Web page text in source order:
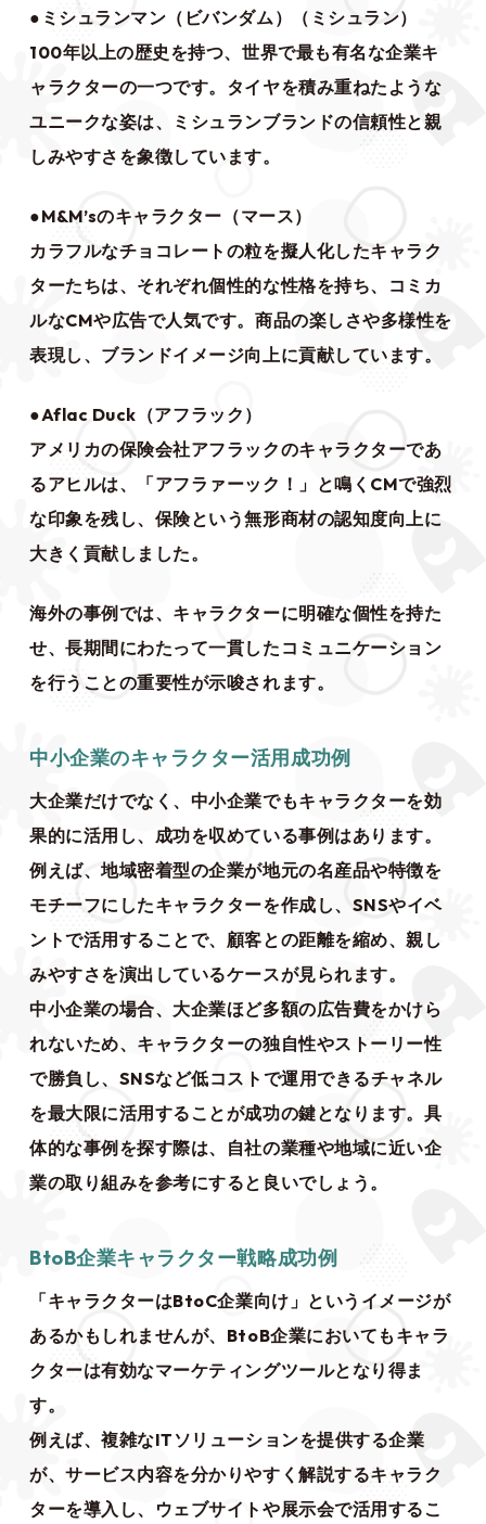
●ミシュランマン（ビバンダム）（ミシュラン）
100年以上の歴史を持つ、世界で最も有名な企業キ
ャラクターの一つです。タイヤを積み重ねたような
ユニークな姿は、ミシュランブランドの信頼性と親
しみやすさを象徴しています。
●M&M’sのキャラクター（マース）
カラフルなチョコレートの粒を擬人化したキャラク
ターたちは、それぞれ個性的な性格を持ち、コミカ
ルなCMや広告で人気です。商品の楽しさや多様性を
表現し、ブランドイメージ向上に貢献しています。
●Aflac Duck（アフラック）
アメリカの保険会社アフラックのキャラクターであ
るアヒルは、「アフラァーック！」と鳴くCMで強烈
な印象を残し、保険という無形商材の認知度向上に
大きく貢献しました。
海外の事例では、キャラクターに明確な個性を持た
せ、長期間にわたって一貫したコミュニケーション
を行うことの重要性が示唆されます。
中小企業のキャラクター活用成功例
大企業だけでなく、中小企業でもキャラクターを効
果的に活用し、成功を収めている事例はあります。
例えば、地域密着型の企業が地元の名産品や特徴を
モチーフにしたキャラクターを作成し、SNSやイベ
ントで活用することで、顧客との距離を縮め、親し
みやすさを演出しているケースが見られます。
中小企業の場合、大企業ほど多額の広告費をかけら
れないため、キャラクターの独自性やストーリー性
で勝負し、SNSなど低コストで運用できるチャネル
を最大限に活用することが成功の鍵となります。具
体的な事例を探す際は、自社の業種や地域に近い企
業の取り組みを参考にすると良いでしょう。
BtoB企業キャラクター戦略成功例
「キャラクターはBtoC企業向け」というイメージが
あるかもしれませんが、BtoB企業においてもキャラ
クターは有効なマーケティングツールとなり得ま
す。
例えば、複雑なITソリューションを提供する企業
が、サービス内容を分かりやすく解説するキャラク
ターを導入し、ウェブサイトや展示会で活用するこ